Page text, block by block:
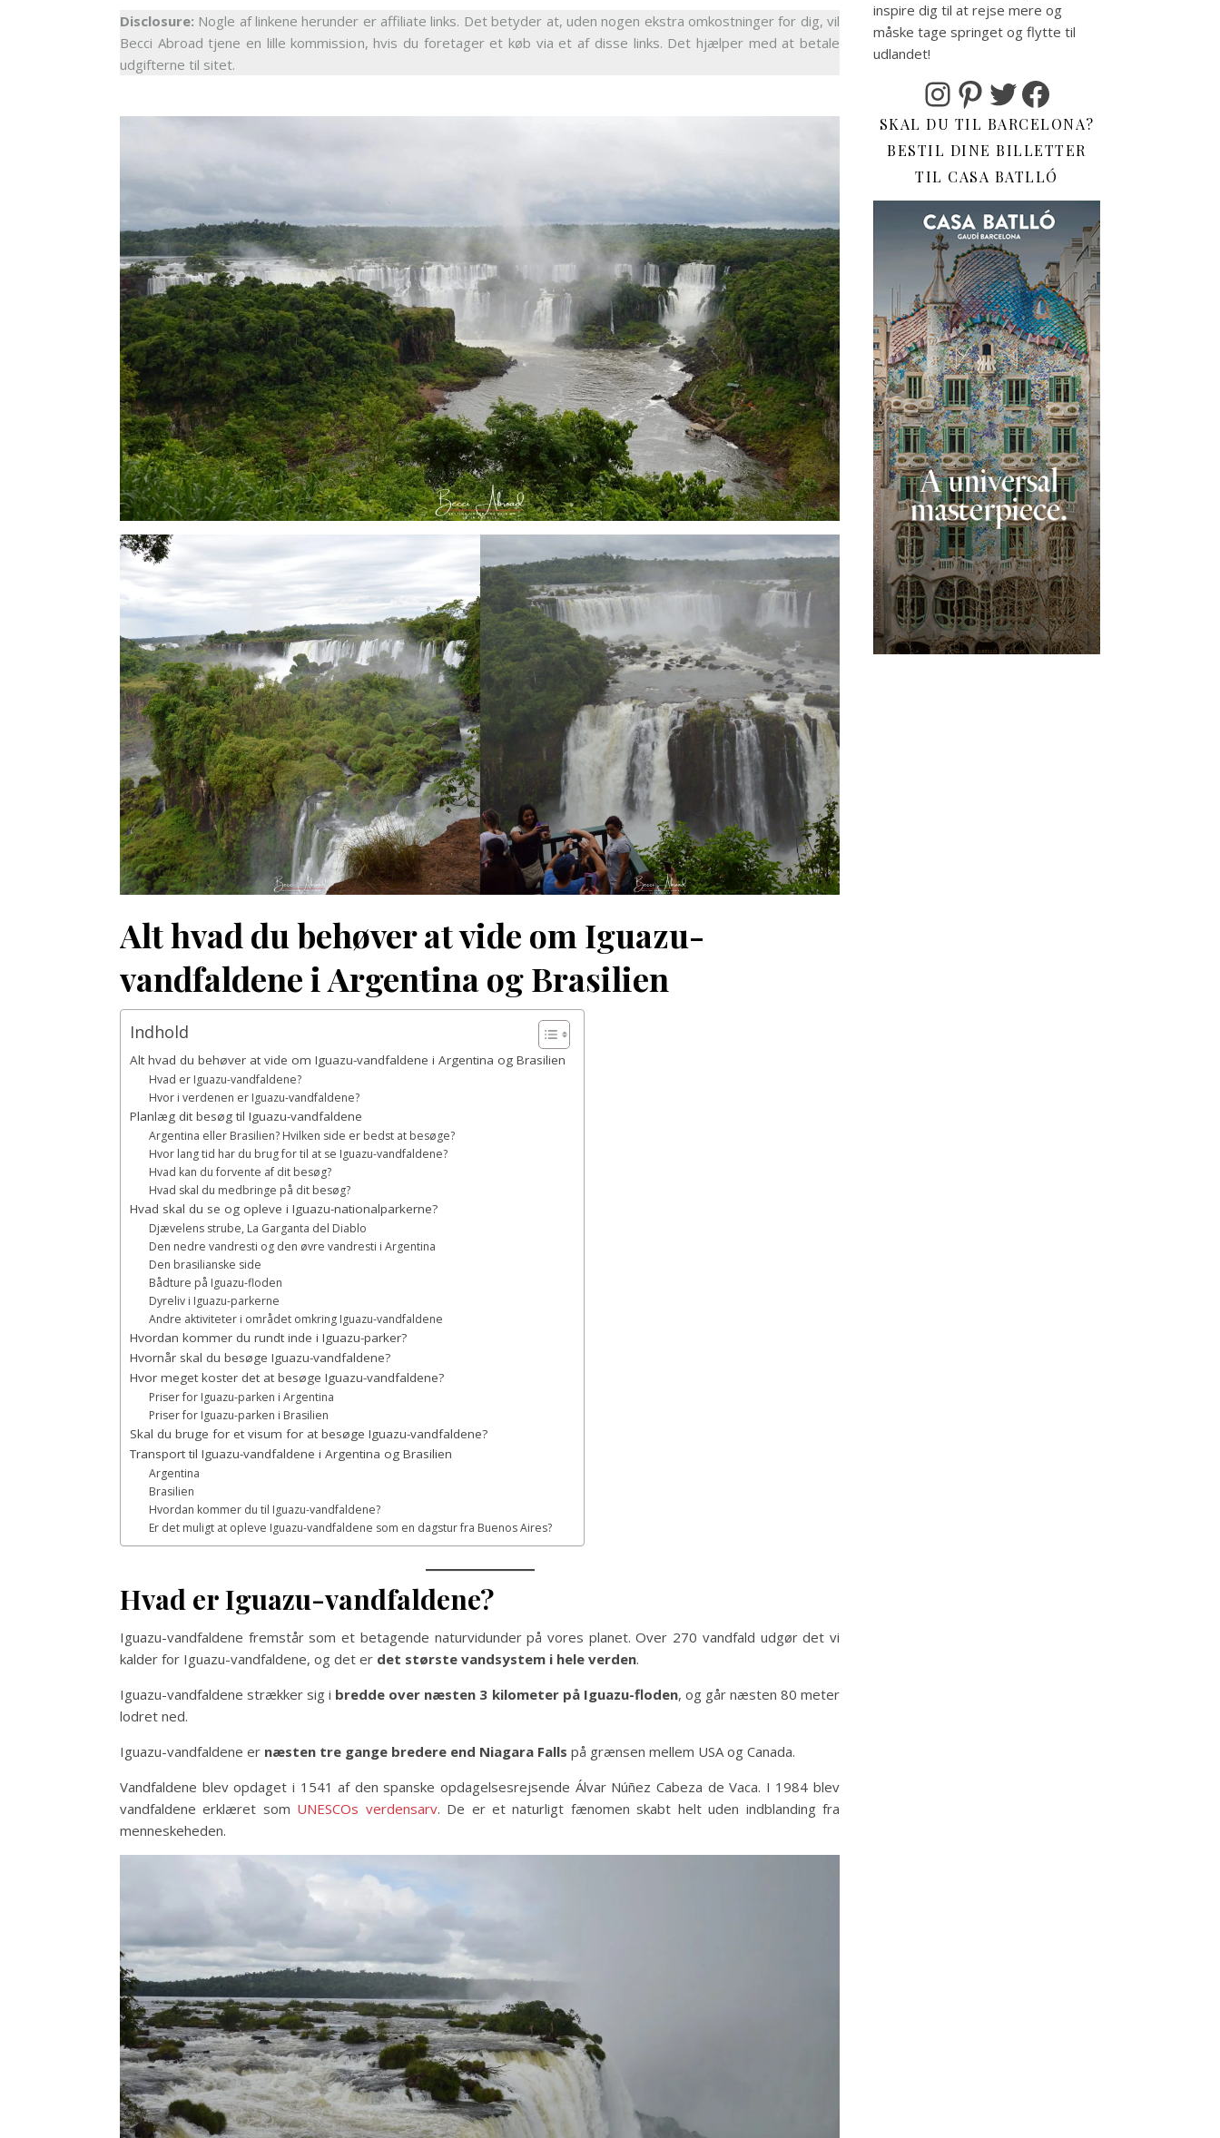
Disclosure: Nogle af linkene herunder er affiliate links. Det betyder at, uden nogen ekstra omkostninger for dig, vil
Becci Abroad tjene en lille kommission, hvis du foretager et køb via et af disse links. Det hjælper med at betale
udgifterne til sitet.
Alt hvad du behøver at vide om Iguazu-
vandfaldene i Argentina og Brasilien
Indhold
Alt hvad du behøver at vide om Iguazu-vandfaldene i Argentina og Brasilien
Hvad er Iguazu-vandfaldene?
Hvor i verdenen er Iguazu-vandfaldene?
Planlæg dit besøg til Iguazu-vandfaldene
Argentina eller Brasilien? Hvilken side er bedst at besøge?
Hvor lang tid har du brug for til at se Iguazu-vandfaldene?
Hvad kan du forvente af dit besøg?
Hvad skal du medbringe på dit besøg?
Hvad skal du se og opleve i Iguazu-nationalparkerne?
Djævelens strube, La Garganta del Diablo
Den nedre vandresti og den øvre vandresti i Argentina
Den brasilianske side
Bådture på Iguazu-floden
Dyreliv i Iguazu-parkerne
Andre aktiviteter i området omkring Iguazu-vandfaldene
Hvordan kommer du rundt inde i Iguazu-parker?
Hvornår skal du besøge Iguazu-vandfaldene?
Hvor meget koster det at besøge Iguazu-vandfaldene?
Priser for Iguazu-parken i Argentina
Priser for Iguazu-parken i Brasilien
Skal du bruge for et visum for at besøge Iguazu-vandfaldene?
Transport til Iguazu-vandfaldene i Argentina og Brasilien
Argentina
Brasilien
Hvordan kommer du til Iguazu-vandfaldene?
Er det muligt at opleve Iguazu-vandfaldene som en dagstur fra Buenos Aires?
Hvad er Iguazu-vandfaldene?
Iguazu-vandfaldene fremstår som et betagende naturvidunder på vores planet. Over 270 vandfald udgør det vi
kalder for Iguazu-vandfaldene, og det er det største vandsystem i hele verden.
Iguazu-vandfaldene strækker sig i bredde over næsten 3 kilometer på Iguazu-floden, og går næsten 80 meter
lodret ned.
Iguazu-vandfaldene er næsten tre gange bredere end Niagara Falls på grænsen mellem USA og Canada.
Vandfaldene blev opdaget i 1541 af den spanske opdagelsesrejsende Álvar Núñez Cabeza de Vaca. I 1984 blev
vandfaldene erklæret som UNESCOs verdensarv. De er et naturligt fænomen skabt helt uden indblanding fra
menneskeheden.
inspire dig til at rejse mere og
måske tage springet og flytte til
udlandet!
InstagramPinterestTwitterFacebook
SKAL DU TIL BARCELONA?
BESTIL DINE BILLETTER
TIL CASA BATLLÓ